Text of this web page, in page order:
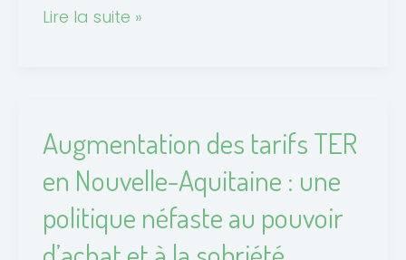
Lire la suite »
Augmentation des tarifs TER
en Nouvelle-Aquitaine : une
politique néfaste au pouvoir
Augmentation
tarifs
TER
en